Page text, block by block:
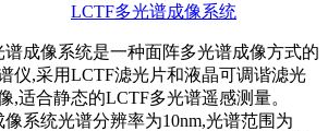
LCTF多光谱成像系统
成像系统是一种面阵多光谱成像方式的
仪,采用LCTF滤光片和液晶可调谐滤光
,适合静态的LCTF多光谱遥感测量。
系统光谱分辨率为10nm,光谱范围为